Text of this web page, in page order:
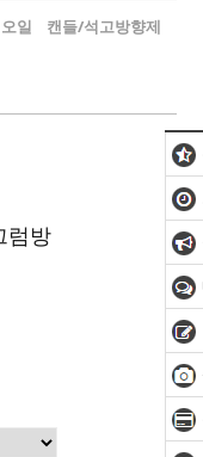
일 캔들/석고방향제
럼방